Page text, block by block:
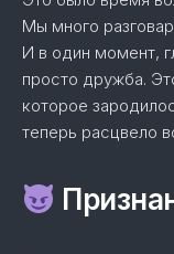
Мы много
И в один момент,
просто дружба.
которое
теперь расцвело